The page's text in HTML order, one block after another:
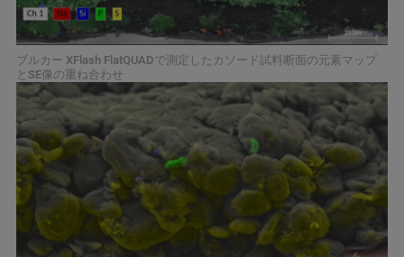
ブルカー XFlash FlatQUADで測定したカソード試料断面の元素マップ
とSE像の重ね合わせ